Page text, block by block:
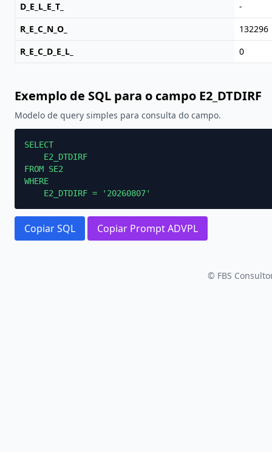
D_E_L_E_T_
-
R_E_C_N_O_
132296
R_E_C_D_E_L_
0
Exemplo de SQL para o campo E2_DTDIRF
Modelo de query simples para consulta do campo.
SELECT
    E2_DTDIRF
FROM SE2
WHERE
    E2_DTDIRF = '20260807'
Copiar SQL Copiar Prompt ADVPL
© FBS